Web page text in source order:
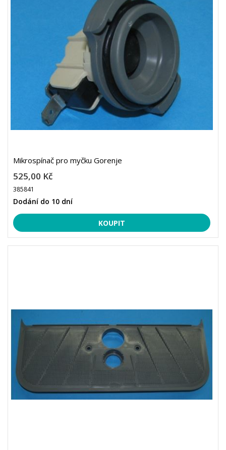
Mikrospínač pro myčku Gorenje
525,00 Kč
385841
Dodání do 10 dní